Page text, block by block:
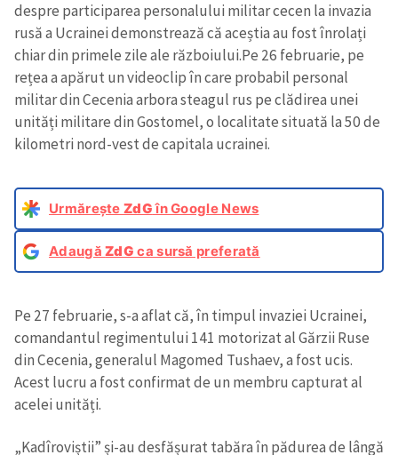
despre participarea personalului militar cecen la invazia
rusă a Ucrainei demonstrează că aceștia au fost înrolați
chiar din primele zile ale războiului.Pe 26 februarie, pe
rețea a apărut un videoclip în care probabil personal
militar din Cecenia arbora steagul rus pe clădirea unei
unități militare din Gostomel, o localitate situată la 50 de
kilometri nord-vest de capitala ucrainei.
Urmărește ZdGîn Google News
AdaugăZdG ca sursă preferată
Pe 27 februarie, s-a aflat că, în timpul invaziei Ucrainei,
comandantul regimentului 141 motorizat al Gărzii Ruse
din Cecenia, generalul Magomed Tushaev, a fost ucis.
Acest lucru a fost confirmat de un membru capturat al
acelei unități.
„Kadîroviștii” și-au desfășurat tabăra în pădurea de lângă